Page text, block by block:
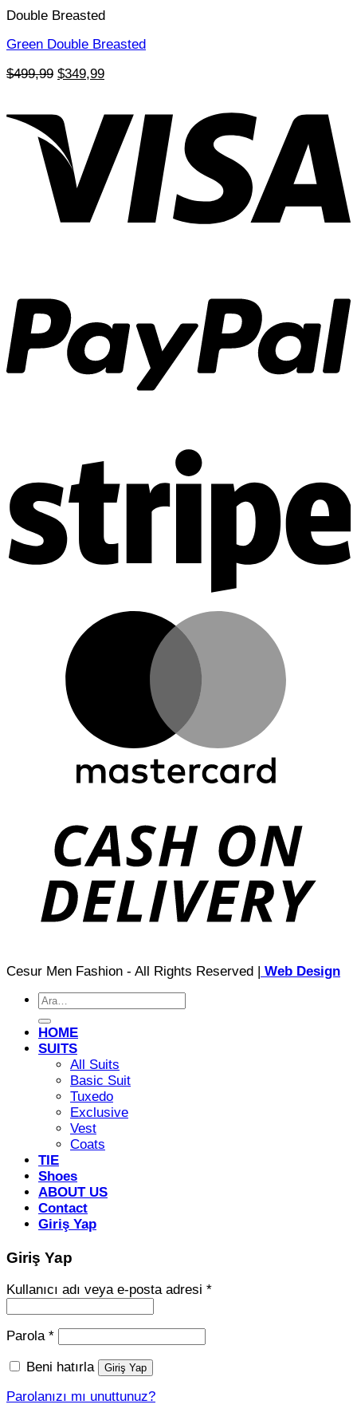
Double Breasted
Green Double Breasted
$499,99 Orijinal
$349,99Şu
$349,99.
Cesur Men Fashion - All Rights Reserved | Web Design
Ara:
HOME
SUITS
All Suits
Basic Suit
Tuxedo
Exclusive
Vest
Coats
TIE
Shoes
ABOUT US
Contact
Giriş Yap
Giriş Yap
Kullanıcı adı veya e-posta adresi *Gerekli
Parola *Gerekli
Beni hatırla Giriş Yap
Parolanızı mı unuttunuz?